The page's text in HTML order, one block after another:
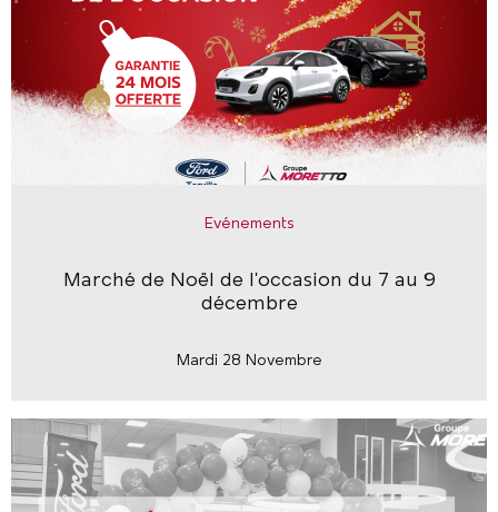
Evénements
Marché de Noël de l'occasion du 7 au 9
décembre
Mardi 28 Novembre